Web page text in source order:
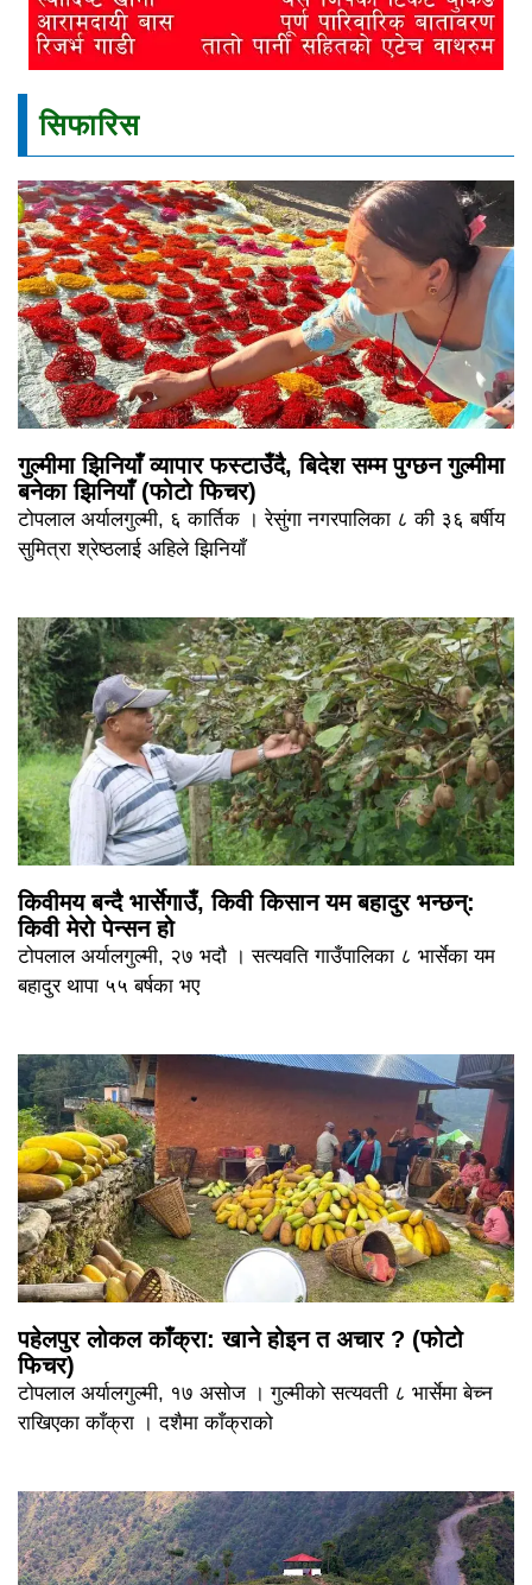
सिफारिस
गुल्मीमा झिनियाँ व्यापार फस्टाउँदै, बिदेश सम्म पुग्छन गुल्मीमा
बनेका झिनियाँ (फोटो फिचर)
टोपलाल अर्यालगुल्मी, ६ कार्तिक । रेसुंगा नगरपालिका ८ की ३६ बर्षीय
सुमित्रा श्रेष्ठलाई अहिले झिनियाँ
किवीमय बन्दै भार्सेगाउँ, किवी किसान यम बहादुर भन्छन्:
किवी मेरो पेन्सन हो
टोपलाल अर्यालगुल्मी, २७ भदौ । सत्यवति गाउँपालिका ८ भार्सेका यम
बहादुर थापा ५५ बर्षका भए
पहेलपुर लोकल काँक्रा: खाने होइन त अचार ? (फोटो
फिचर)
टोपलाल अर्यालगुल्मी, १७ असोज । गुल्मीको सत्यवती ८ भार्सेमा बेच्न
राखिएका काँक्रा । दशैमा काँक्राको